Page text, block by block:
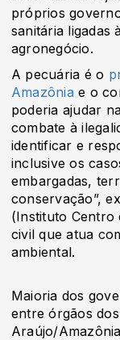
próprios
sanitária ligadas
agronegócio.
A pecuária é o
Amazônia e o
poderia ajudar
combate à
identificar e
inclusive os
embargadas,
conservação”,
(Instituto Centro
civil que atua
ambiental.
Maioria dos
entre órgãos
Araújo/